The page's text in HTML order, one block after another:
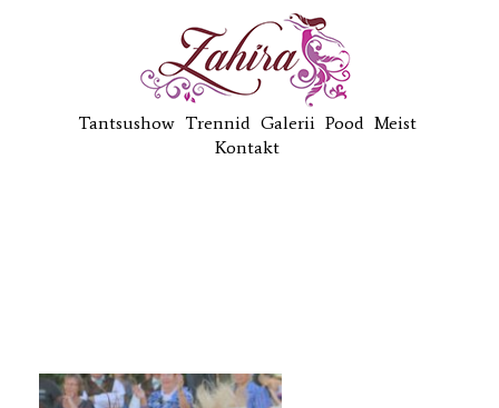
Tantsushow Trennid Galerii Pood Meist
Kontakt